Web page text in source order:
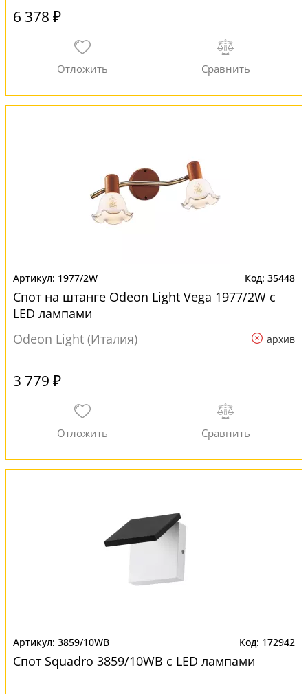
6 378 ₽
1977/2W 35448
Спот на штанге Odeon Light Vega 1977/2W с
LED лампами
Odeon Light (Италия)
архив
3 779 ₽
3859/10WB 172942
Спот Squadro 3859/10WB с LED лампами